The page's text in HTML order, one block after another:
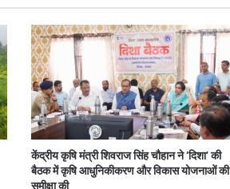
केंद्रीय कृषि मंत्री शिवराज सिंह चौहान ने ‘दिशा’ की
बैठक में कृषि आधुनिकीकरण और विकास योजनाओं की
समीक्षा की